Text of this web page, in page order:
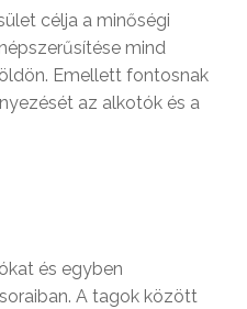
célja a minőségi
mind
Emellett fontosnak
az alkotók és a
és egyben
A tagok között